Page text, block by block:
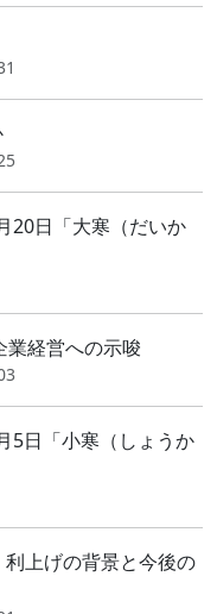
日「大寒（だいか
経営への示唆
日「小寒（しょうか
上げの背景と今後の